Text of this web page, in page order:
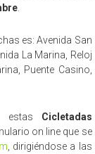
es: Avenida San
La Marina, Reloj
Puente Casino,
estas Cicletadas
on line que se
, dirigiéndose a las